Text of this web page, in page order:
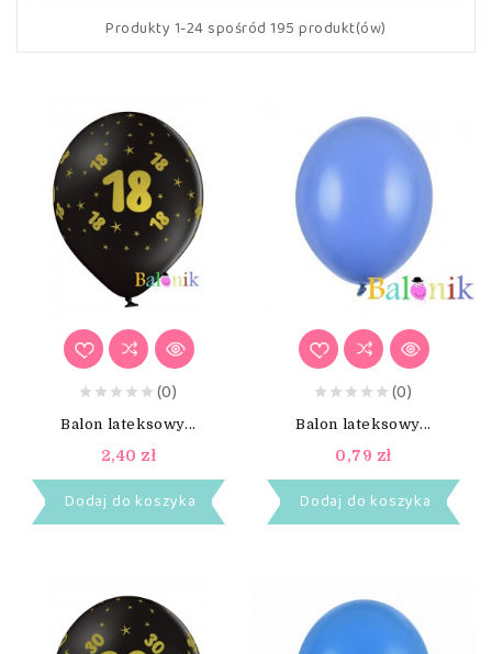
Produkty 1-24 spośród 195 produkt(ów)
(0)
Balon lateksowy...
2,40 zł
Dodaj do koszyka
(0)
Balon lateksowy...
0,79 zł
Dodaj do koszyka